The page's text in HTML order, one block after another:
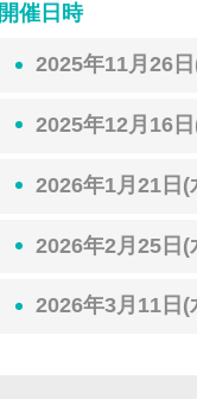
開催日時
2025年11月26
2025年12月16
2026年1月21日
2026年2月25日
2026年3月11日